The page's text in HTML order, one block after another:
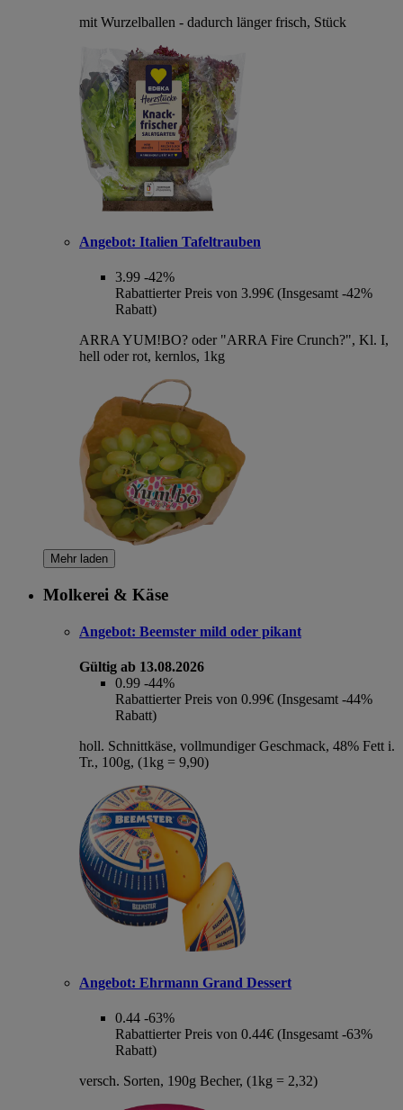
mit Wurzelballen - dadurch länger frisch, Stück
Angebot: Italien Tafeltrauben
3.99 -42%
Rabattierter Preis von 3.99€ (Insgesamt -42%
Rabatt)
ARRA YUM!BO? oder "ARRA Fire Crunch?", Kl. I,
hell oder rot, kernlos, 1kg
Mehr laden
Molkerei & Käse
Angebot: Beemster mild oder pikant
Gültig ab 13.08.2026
0.99 -44%
Rabattierter Preis von 0.99€ (Insgesamt -44%
Rabatt)
holl. Schnittkäse, vollmundiger Geschmack, 48% Fett i.
Tr., 100g, (1kg = 9,90)
Angebot: Ehrmann Grand Dessert
0.44 -63%
Rabattierter Preis von 0.44€ (Insgesamt -63%
Rabatt)
versch. Sorten, 190g Becher, (1kg = 2,32)